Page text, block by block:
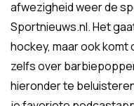
afwezigheid weer de
Sportnieuws.nl. Het
hockey, maar ook komt
zelfs over
hieronder te